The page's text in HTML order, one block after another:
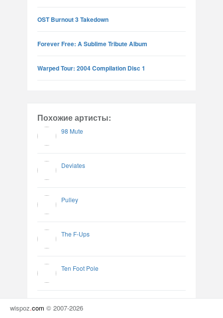
OST Burnout 3 Takedown
Forever Free: A Sublime Tribute Album
Warped Tour: 2004 Compilation Disc 1
Похожие артисты:
98 Mute
Deviates
Pulley
The F-Ups
Ten Foot Pole
wispoz.com © 2007-2026